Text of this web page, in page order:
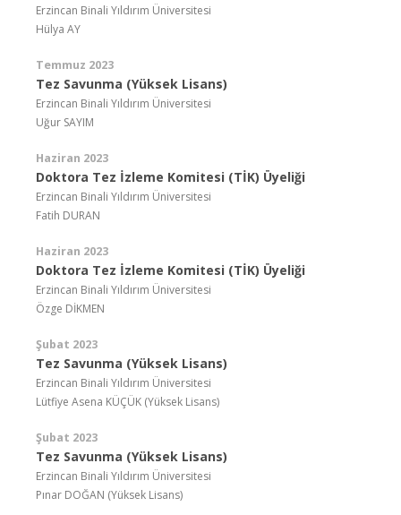
Erzincan Binali Yıldırım Üniversitesi
Hülya AY
Temmuz 2023
Tez Savunma (Yüksek Lisans)
Erzincan Binali Yıldırım Üniversitesi
Uğur SAYIM
Haziran 2023
Doktora Tez İzleme Komitesi (TİK) Üyeliği
Erzincan Binali Yıldırım Üniversitesi
Fatih DURAN
Haziran 2023
Doktora Tez İzleme Komitesi (TİK) Üyeliği
Erzincan Binali Yıldırım Üniversitesi
Özge DİKMEN
Şubat 2023
Tez Savunma (Yüksek Lisans)
Erzincan Binali Yıldırım Üniversitesi
Lütfiye Asena KÜÇÜK (Yüksek Lisans)
Şubat 2023
Tez Savunma (Yüksek Lisans)
Erzincan Binali Yıldırım Üniversitesi
Pınar DOĞAN (Yüksek Lisans)